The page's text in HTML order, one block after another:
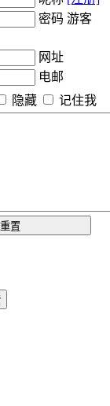
密码 游客
网址
电邮
隐藏 记住我